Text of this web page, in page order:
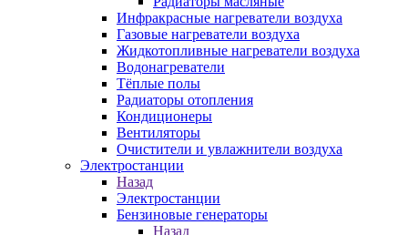
Инфракрасные нагреватели воздуха
Газовые нагреватели воздуха
Жидкотопливные нагреватели воздуха
Водонагреватели
Тёплые полы
Радиаторы отопления
Кондиционеры
Вентиляторы
Очистители и увлажнители воздуха
Электростанции
Назад
Электростанции
Бензиновые генераторы
Назад